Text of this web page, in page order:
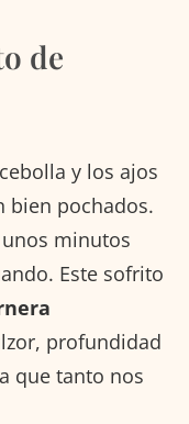
de
y los ajos
bien pochados.
minutos
Este sofrito
profundidad
que tanto nos